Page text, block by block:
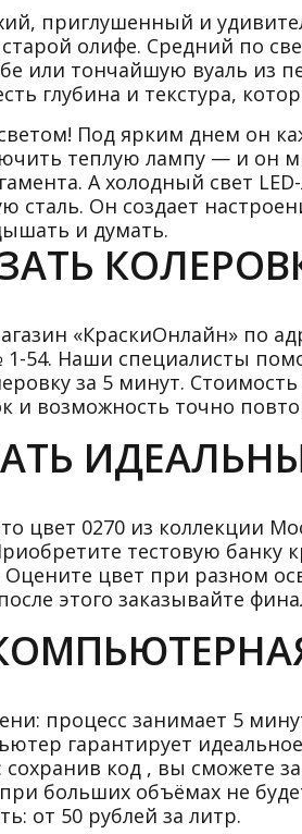
приглушенный и
олифе. Средний по
или тончайшую вуаль из
глубина и текстура,
Под ярким днем он
теплую лампу — и он
А холодный свет
сталь. Он создает
и думать.
«КраскиОнлайн» по
54. Наши специалисты
за 5 минут. Стоимость
и возможность точно
цвет 0270 из коллекции
тестовую банку
Оцените цвет при разном
этого заказывайте
процесс занимает 5
гарантирует
код , вы сможете
больших объёмах не
от 50 рублей за литр.